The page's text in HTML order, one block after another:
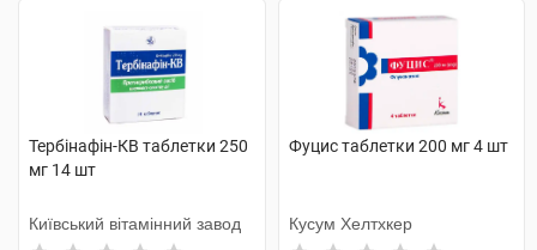
Тербінафін-КВ таблетки 250
мг 14 шт
Київський вітамінний завод
Фуцис таблетки 200 мг 4 шт
Кусум Хелтхкер